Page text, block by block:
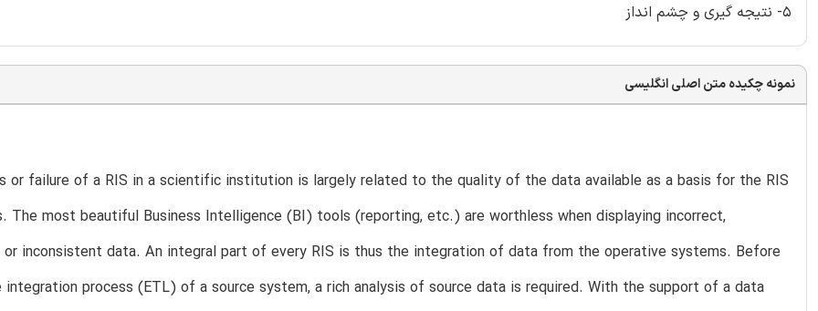
5- نتیجه گیری و چشم انداز
نمونه چکیده متن اصلی انگلیسی
or failure of a RIS in a scientific institution is largely related to the quality of the data available as a basis for the RIS
The most beautiful Business Intelligence (BI) tools (reporting, etc.) are worthless when displaying incorrect,
or inconsistent data. An integral part of every RIS is thus the integration of data from the operative systems. Before
process (ETL) of a source system, a rich analysis of source data is required. With the support of a data